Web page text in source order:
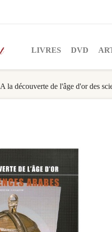
LIVRES DVD
A la découverte de l'âge d'or des